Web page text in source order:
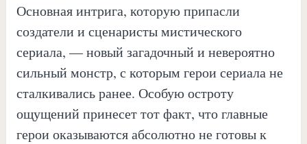
Основная интрига, которую припасли
создатели и сценаристы мистического
сериала, — новый загадочный и невероятно
сильный монстр, с которым герои сериала не
сталкивались ранее. Особую остроту
ощущений принесет тот факт, что главные
герои оказываются абсолютно не готовы к